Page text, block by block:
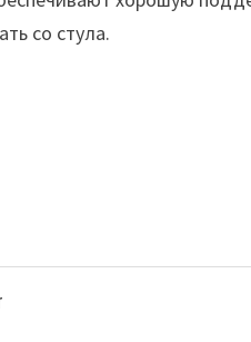
со стула.